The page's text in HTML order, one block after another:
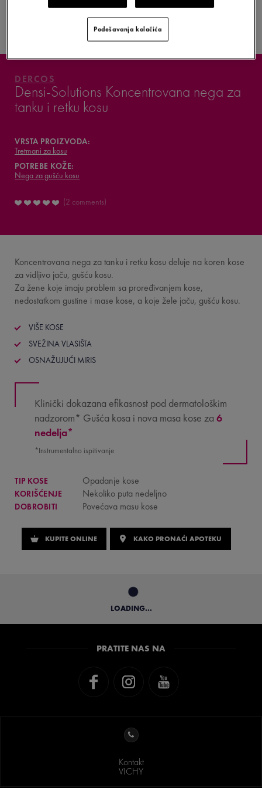
DERCOS
Densi-Solutions Koncentrovana nega za
tanku i retku kosu
VRSTA PROIZVODA:
Tretmani za kosu
POTREBE KOŽE:
Nega za gušću kosu
2 comments
Koncentrovana nega za tanku i retku kosu deluje na koren kose
za vidljivo jaču, gušću kosu.
Za žene koje imaju problem sa proređivanjem kose,
nedostatkom gustine i mase kose, a koje žele jaču, gušću kosu.
VIŠE KOSE
SVEŽINA VLASIŠTA
OSNAŽUJUĆI MIRIS
Klinički dokazana efikasnost pod dermatološkim
nadzorom* Gušća kosa i nova masa kose za 6
nedelja*
*Instrumentalno ispitivanje
TIP KOSE Opadanje kose
KORIŠĆENJE Nekoliko puta nedeljno
DOBROBITI Povećava masu kose
KUPITE ONLINE KAKO PRONAĆI APOTEKU
LOADING...
KAKO JE FORMULISAN
VAŠA RUTINA
PRATITE NAS NA
Kontakt
VICHY
Podešavanja kolačića